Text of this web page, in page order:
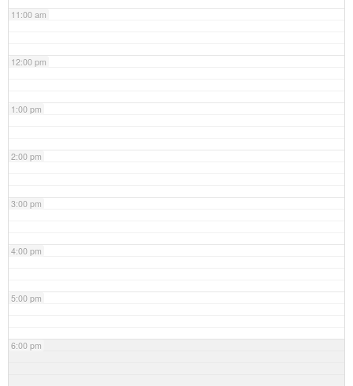
11:00 am
12:00 pm
1:00 pm
2:00 pm
3:00 pm
4:00 pm
5:00 pm
6:00 pm